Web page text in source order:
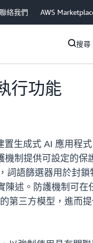
聯絡我們 AWS
搜尋
行功能
生成式 AI 應用程
制提供可設定的保
語篩選器用於封鎖
述。防護機制可在
的第三方模型，進而